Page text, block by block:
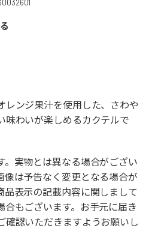
レンジ果汁を使用した、さわや
味わいが楽しめるカクテルで
実物とは異なる場合がござい
は予告なく変更となる場合が
品表示の記載内容に関しまして
合もございます。お手元に届き
確認いただきますようお願いし